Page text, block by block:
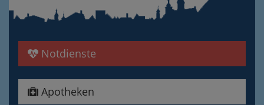
Notdienste
Apotheken